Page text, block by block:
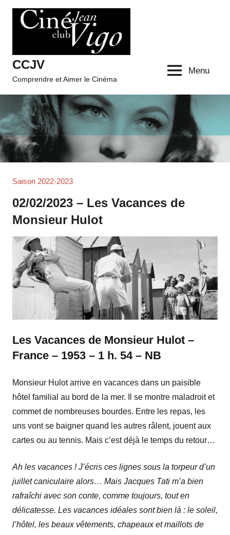
Aller
CCJV
Comprendre et Aimer le Cinéma
Menu
Saison 2022-2023
02/02/2023 – Les Vacances de
Monsieur Hulot
Les Vacances de Monsieur Hulot –
France – 1953 – 1 h. 54 – NB
Monsieur Hulot arrive en vacances dans un paisible
hôtel familial au bord de la mer. Il se montre maladroit et
commet de nombreuses bourdes. Entre les repas, les
uns vont se baigner quand les autres râlent, jouent aux
cartes ou au tennis. Mais c’est déjà le temps du retour…
Ah les vacances ! J’écris ces lignes sous la torpeur d’un
juillet caniculaire alors… Mais Jacques Tati m’a bien
rafraîchi avec son conte, comme toujours, tout en
délicatesse. Les vacances idéales sont bien là : le soleil,
l’hôtel, les beaux vêtements, chapeaux et maillots de